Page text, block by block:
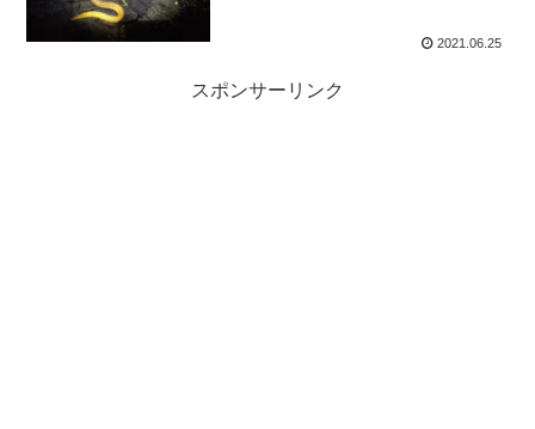
2021.06.25
スポンサーリンク